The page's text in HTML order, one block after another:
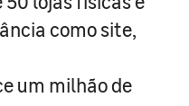
como site,
um milhão de